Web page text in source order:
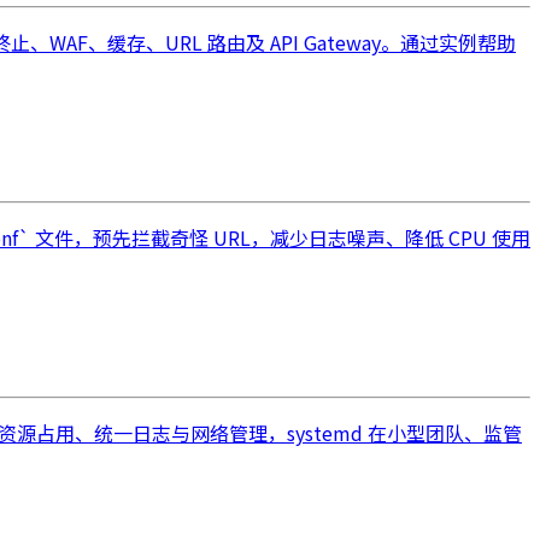
、WAF、缓存、URL 路由及 API Gateway。通过实例帮助
文件，预先拦截奇怪 URL，减少日志噪声、降低 CPU 使用
占用、统一日志与网络管理，systemd 在小型团队、监管